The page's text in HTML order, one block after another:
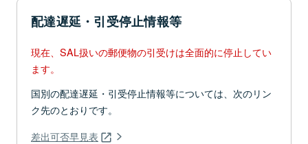
配達遅延・引受停止情報等
現在、SAL扱いの郵便物の引受けは全面的に停止してい
ます。
国別の配達遅延・引受停止情報等については、次のリン
ク先のとおりです。
差出可否早見表